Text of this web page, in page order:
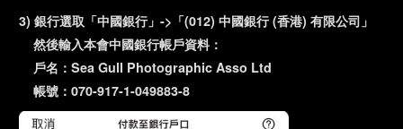
3) 銀行選取 「中國銀行」-> 「(012) 中國銀行 (香港) 有限公司」
然後輸入本會中國銀行帳戶資料：
戶名：Sea Gull Photographic Asso Ltd
帳號：070-917-1-049883-8